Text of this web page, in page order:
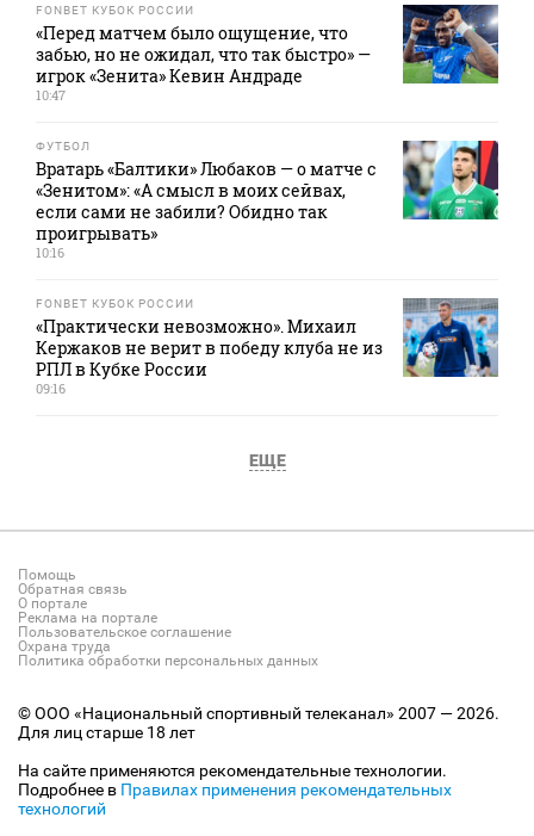
FONBET КУБОК РОССИИ
«Перед матчем было ощущение, что
забью, но не ожидал, что так быстро» —
игрок «Зенита» Кевин Андраде
10:47
ФУТБОЛ
Вратарь «Балтики» Любаков — о матче с
«Зенитом»: «А смысл в моих сейвах,
если сами не забили? Обидно так
проигрывать»
10:16
FONBET КУБОК РОССИИ
«Практически невозможно». Михаил
Кержаков не верит в победу клуба не из
РПЛ в Кубке России
09:16
ЕЩЕ
Помощь
Обратная связь
О портале
Реклама на портале
Пользовательское соглашение
Охрана труда
Политика обработки персональных данных
© ООО «Национальный спортивный телеканал» 2007 — 2026.
Для лиц старше 18 лет
На сайте применяются рекомендательные технологии.
Подробнее в Правилах применения рекомендательных
технологий